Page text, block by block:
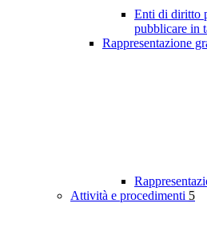
Enti di diritto
pubblicare in
Rappresentazione
Attività e procedimenti 5